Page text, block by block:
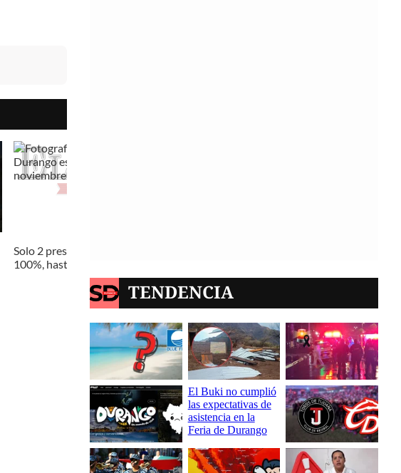
Solo 2 presas de Durango están al
100%, hasta noviembre de 2025
TENDENCIA